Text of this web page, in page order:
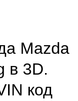
Mazda
в 3D.
код